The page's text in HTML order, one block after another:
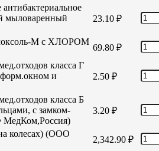
мыловаренный
23.10 ₽
М с ХЛОРОМ
69.80 ₽
класса Г
и
2.50 ₽
класса Б
с замком-
3.20 ₽
колесах) (ООО
2,342.90 ₽